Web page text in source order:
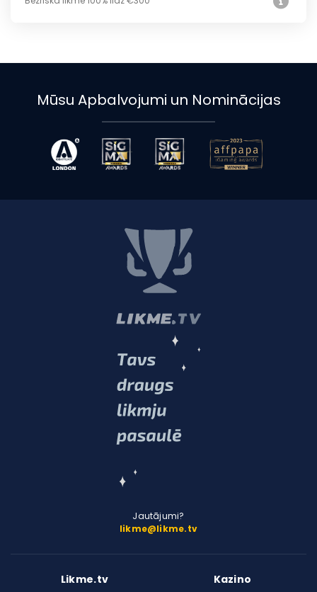
Mūsu Apbalvojumi un Nominācijas
Jautājumi?
likme@likme.tv
Likme.tv Kazino